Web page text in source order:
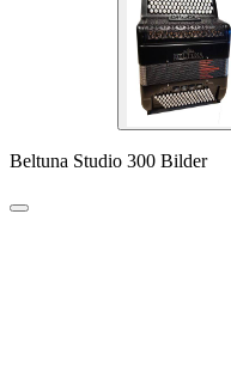
Beltuna Studio 300 Bilder